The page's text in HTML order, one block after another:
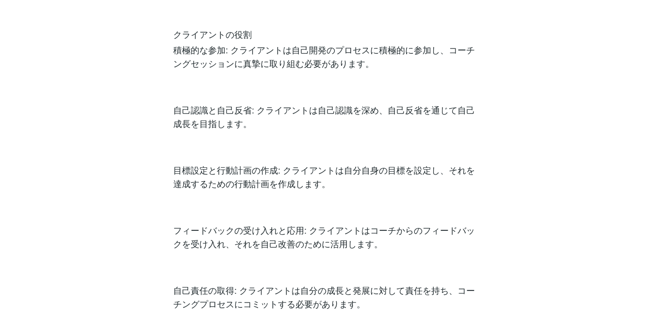
クライアントの役割
積極的な参加: クライアントは自己開発のプロセスに積極的に参加し、コーチ
ングセッションに真摯に取り組む必要があります。
自己認識と自己反省: クライアントは自己認識を深め、自己反省を通じて自己
成長を目指します。
目標設定と行動計画の作成: クライアントは自分自身の目標を設定し、それを
達成するための行動計画を作成します。
フィードバックの受け入れと応用: クライアントはコーチからのフィードバッ
クを受け入れ、それを自己改善のために活用します。
自己責任の取得: クライアントは自分の成長と発展に対して責任を持ち、コー
チングプロセスにコミットする必要があります。